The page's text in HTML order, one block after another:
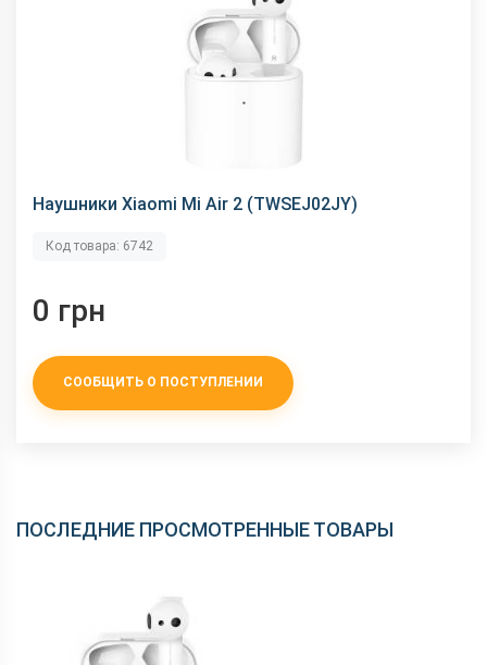
Наушники Xiaomi Mi Air 2 (TWSEJ02JY)
Код товара: 6742
0 грн
СООБЩИТЬ О ПОСТУПЛЕНИИ
ПОСЛЕДНИЕ ПРОСМОТРЕННЫЕ ТОВАРЫ